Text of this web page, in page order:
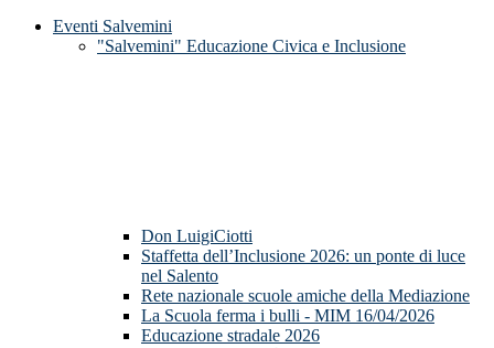
Eventi Salvemini
"Salvemini" Educazione Civica e Inclusione
Don LuigiCiotti
Staffetta dell’Inclusione 2026: un ponte di luce
nel Salento
Rete nazionale scuole amiche della Mediazione
La Scuola ferma i bulli - MIM 16/04/2026
Educazione stradale 2026